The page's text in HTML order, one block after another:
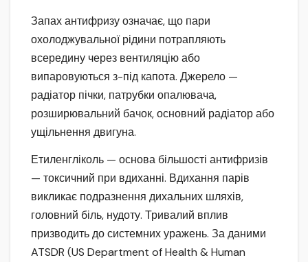
Запах антифризу означає, що пари
охолоджувальної рідини потрапляють
всередину через вентиляцію або
випаровуються з-під капота. Джерело —
радіатор пічки, патрубки опалювача,
розширювальний бачок, основний радіатор або
ущільнення двигуна.
Етиленгліколь — основа більшості антифризів
— токсичний при вдиханні. Вдихання парів
викликає подразнення дихальних шляхів,
головний біль, нудоту. Тривалий вплив
призводить до системних уражень. За даними
ATSDR (US Department of Health & Human